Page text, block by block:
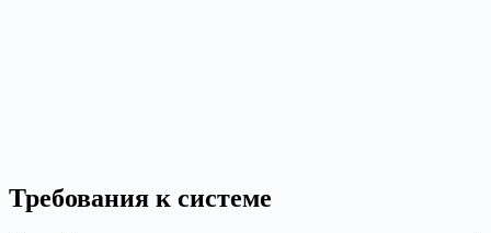
Требования к системе